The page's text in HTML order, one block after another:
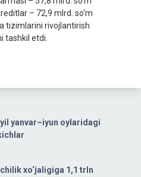
yanvar–iyun oylaridagi
xo‘jaligiga 1,1 trln
– 72,9 mlrd. so‘m
tizimlarini rivojlantirish
tashkil etdi.